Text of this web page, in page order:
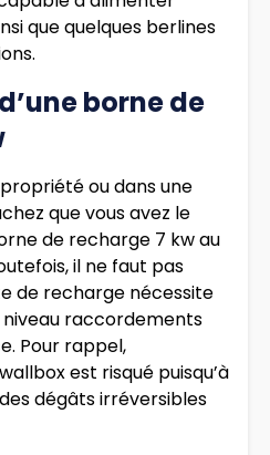
que quelques berlines
borne de
ou dans une
que vous avez le
de recharge 7 kw au
il ne faut pas
de recharge nécessite
raccordements
Pour rappel,
est risqué puisqu’à
dégâts irréversibles